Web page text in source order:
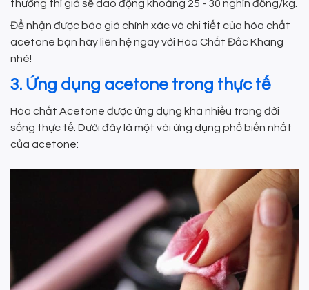
thường thì giá sẽ dao động khoảng 25 - 30 nghìn đồng/kg.
Để nhận được báo giá chính xác và chi tiết của hóa chất
acetone bạn hãy liên hệ ngay với Hóa Chất Đắc Khang
nhé!
3. Ứng dụng acetone trong thực tế
Hóa chất Acetone được ứng dụng khá nhiều trong đời
sống thực tế. Dưới đây là một vài ứng dụng phổ biến nhất
của acetone: